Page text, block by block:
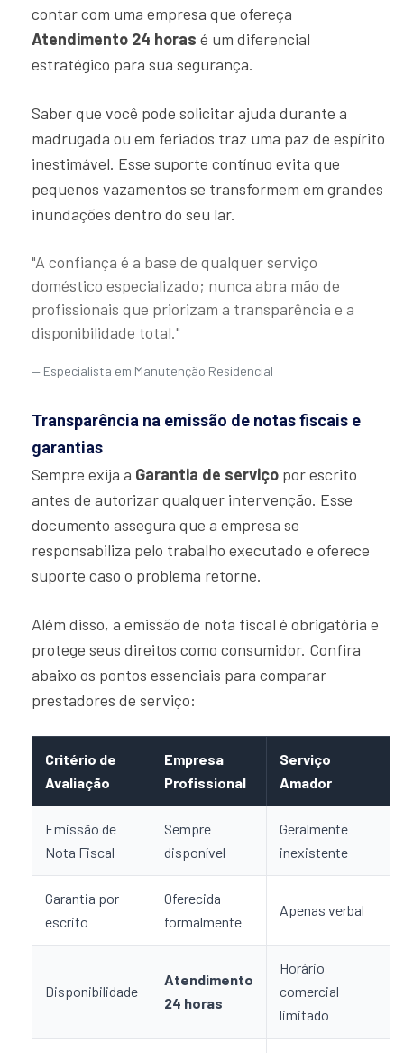
contar com uma empresa que ofereça
Atendimento 24 horas é um diferencial
estratégico para sua segurança.
Saber que você pode solicitar ajuda durante a
madrugada ou em feriados traz uma paz de espírito
inestimável. Esse suporte contínuo evita que
pequenos vazamentos se transformem em grandes
inundações dentro do seu lar.
"A confiança é a base de qualquer serviço
doméstico especializado; nunca abra mão de
profissionais que priorizam a transparência e a
disponibilidade total."
Especialista em Manutenção Residencial
Transparência na emissão de notas fiscais e
garantias
Sempre exija a Garantia de serviço por escrito
antes de autorizar qualquer intervenção. Esse
documento assegura que a empresa se
responsabiliza pelo trabalho executado e oferece
suporte caso o problema retorne.
Além disso, a emissão de nota fiscal é obrigatória e
protege seus direitos como consumidor. Confira
abaixo os pontos essenciais para comparar
prestadores de serviço:
Critério de
Avaliação
Empresa
Profissional
Serviço
Amador
Emissão de
Nota Fiscal
Sempre
disponível
Geralmente
inexistente
Garantia por
escrito
Oferecida
formalmente
Apenas verbal
Disponibilidade
Atendimento
24 horas
Horário
comercial
limitado